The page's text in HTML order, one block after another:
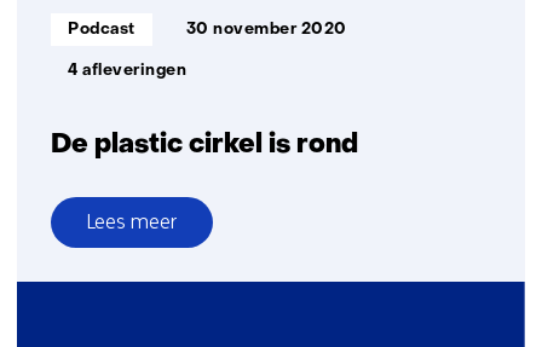
De plastic cirkel is rond
Informatietype:
Podcast 30 november 2020
4 afleveringen
Lees meer
over
De